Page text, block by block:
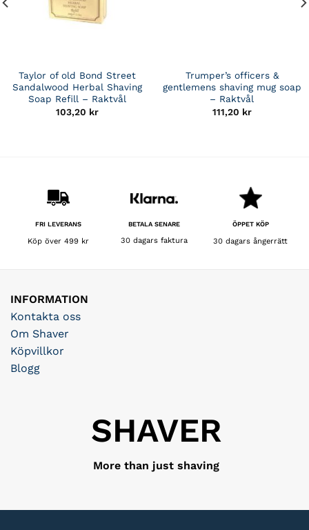
Taylor of old Bond Street
Sandalwood Herbal Shaving
Soap Refill – Raktvål
103,20 kr
Trumper’s officers &
gentlemens shaving mug soap
– Raktvål
111,20 kr
FRI LEVERANS
Köp över 499 kr
BETALA SENARE
30 dagars faktura
ÖPPET KÖP
30 dagars ångerrätt
INFORMATION
Kontakta oss
Om Shaver
Köpvillkor
Blogg
SHAVER
More than just shaving